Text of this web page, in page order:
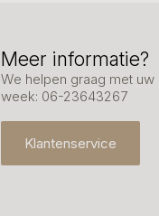
Meer informatie?
We helpen graag met
week: 06-23643267
Klantenservice